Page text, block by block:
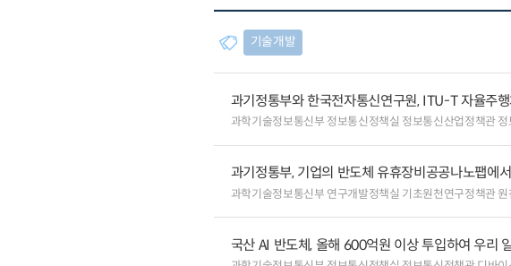
기술개발
과기정통부와 한국전자통신연구원, ITU-T 자율주
과학기술정보통신부 정보통신정책실 정보통신산업정책관
과기정통부, 기업의 반도체 유휴장비공공나노팹에
과학기술정보통신부 연구개발정책실 기초원천연구정책관
국산 AI 반도체, 올해 600억원 이상 투입하여 우리